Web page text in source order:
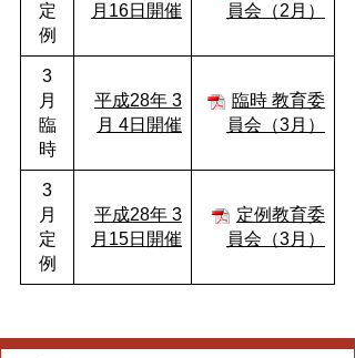
定
例
月16日開催
員会（2月）
3
月
臨
時
平成28年 3
月 4日開催
臨時 教育委
員会（3月）
3
月
定
例
平成28年 3
月15日開催
定例教育委
員会（3月）